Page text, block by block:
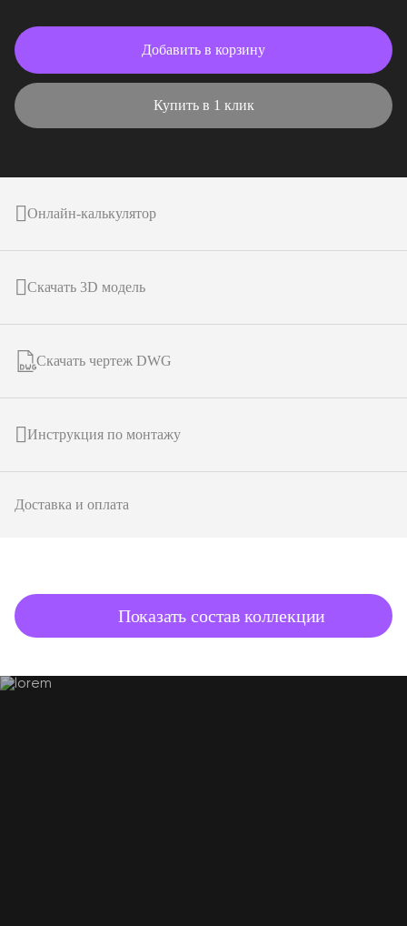
Добавить в корзину
Купить в 1 клик
Онлайн-калькулятор
Скачать 3D модель
Скачать чертеж DWG
Инструкция по монтажу
Доставка и оплата
Показать состав коллекции